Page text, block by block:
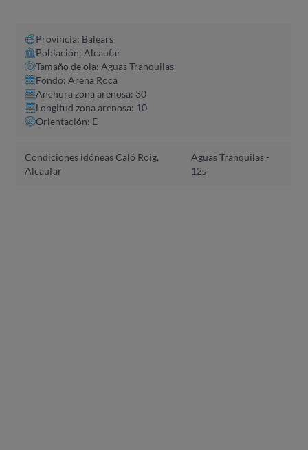
Provincia: Balears
Población: Alcaufar
Tamaño de ola: Aguas Tranquilas
Fondo: Arena Roca
Anchura zona arenosa: 30
Longitud zona arenosa: 10
Orientación: E
Condiciones idóneas Caló Roig,
Alcaufar
Aguas Tranquilas -
12s